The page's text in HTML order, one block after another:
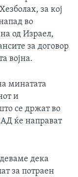
за кој
во
од Израел,
за договор
војна.
минатата
и
се држат во
ќе направат
дека
за потраен